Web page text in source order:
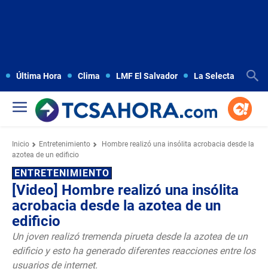
Última Hora Clima LMF El Salvador La Selecta
Inicio Entretenimiento
Hombre realizó una insólita acrobacia desde la
azotea de un edificio
ENTRETENIMIENTO
[Video] Hombre realizó una insólita
acrobacia desde la azotea de un
edificio
Un joven realizó tremenda pirueta desde la azotea de un
edificio y esto ha generado diferentes reacciones entre los
usuarios de internet.